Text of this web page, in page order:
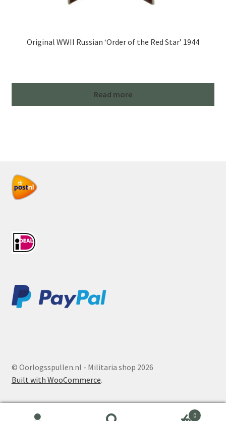
Original WWII Russian ‘Order of the Red Star’ 1944
Read more
© Oorlogsspullen.nl - Militaria shop 2026
Built with WooCommerce.
0